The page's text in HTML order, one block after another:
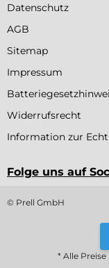
Datenschutz
AGB
Sitemap
Impressum
Widerrufsrecht
Information zur
Folge uns auf
© Prell GmbH
* Alle Preise